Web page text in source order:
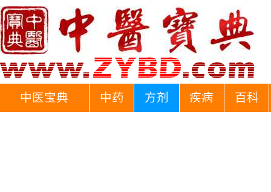
中医宝典 中药 方剂 疾病 百科